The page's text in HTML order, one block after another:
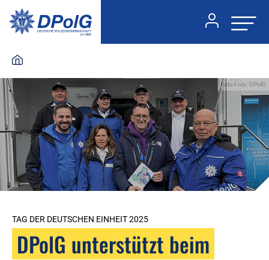
Foto:Foto: DPolG
TAG DER DEUTSCHEN EINHEIT 2025
DPolG unterstützt beim